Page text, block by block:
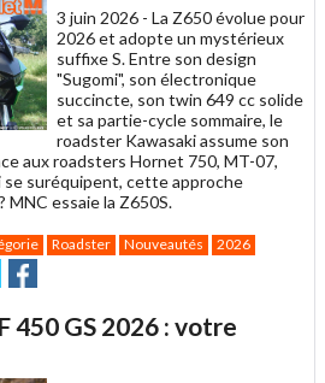
3 juin 2026 - La Z650 évolue pour
2026 et adopte un mystérieux
suffixe S. Entre son design
"Sugomi", son électronique
succincte, son twin 649 cc solide
et sa partie-cycle sommaire, le
roadster Kawasaki assume son
aux roadsters Hornet 750, MT-07,
suréquipent, cette approche
MNC essaie la Z650S.
Roadster Nouveautés
2026
Partager
sur
450 GS 2026 : votre